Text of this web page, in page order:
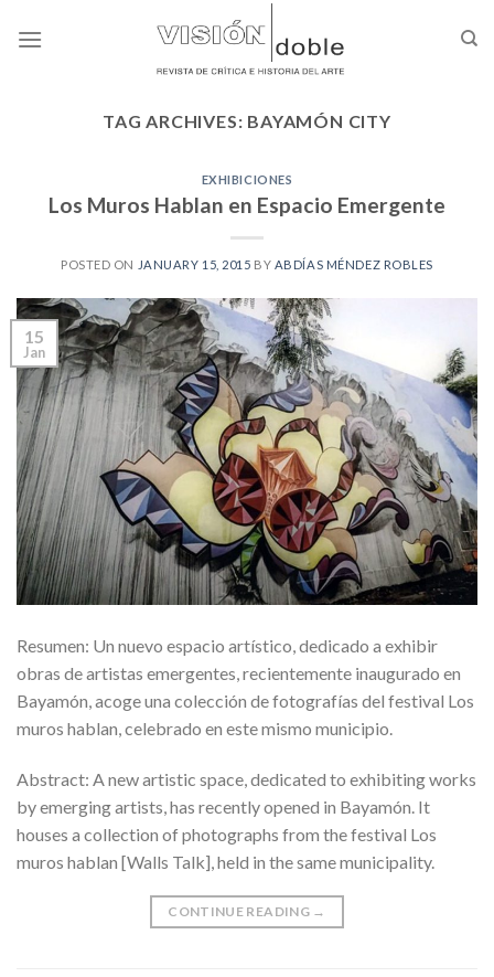
TAG ARCHIVES: BAYAMÓN CITY
EXHIBICIONES
Los Muros Hablan en Espacio Emergente
POSTED ON JANUARY 15, 2015 BY ABDÍAS MÉNDEZ ROBLES
15
Jan
Resumen: Un nuevo espacio artístico, dedicado a exhibir
obras de artistas emergentes, recientemente inaugurado en
Bayamón, acoge una colección de fotografías del festival Los
muros hablan, celebrado en este mismo municipio.
Abstract: A new artistic space, dedicated to exhibiting works
by emerging artists, has recently opened in Bayamón. It
houses a collection of photographs from the festival Los
muros hablan [Walls Talk], held in the same municipality.
CONTINUE READING →